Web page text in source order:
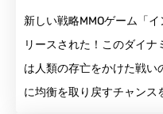
新しい戦略MMOゲーム「
リースされた！このダイ
は人類の存亡をかけた戦
に均衡を取り戻すチャンス